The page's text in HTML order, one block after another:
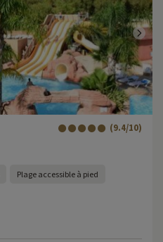
(9.4/10)
Plage accessible à pied